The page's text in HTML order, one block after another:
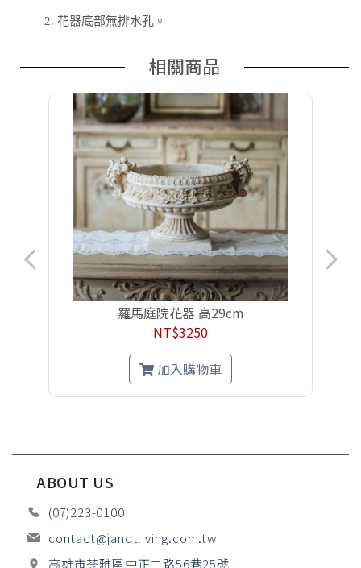
2. 花器底部無排水孔。
相關商品
羅馬庭院花器 高29cm
NT$3250
加入購物車
ABOUT US
(07)223-0100
contact@jandtliving.com.tw
高雄市苓雅區中正二路56巷25號